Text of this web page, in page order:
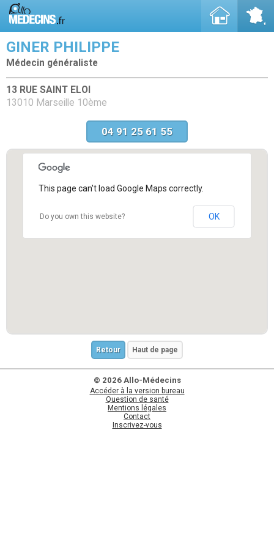
GINER PHILIPPE
Médecin généraliste
13 RUE SAINT ELOI
13010 Marseille 10ème
04 91 25 61 55
This page can't load Google Maps correctly.
Do you own this website? OK
Retour Haut de page
© 2026 Allo-Médecins
Accéder à la version bureau
Question de santé
Mentions légales
Contact
Inscrivez-vous